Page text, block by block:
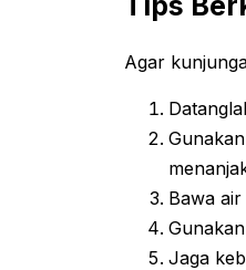
Agar
Bawa
Jaga